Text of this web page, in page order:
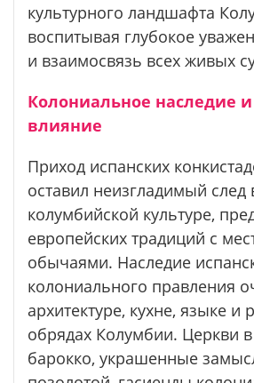
культурного ландшафта
воспитывая глубокое
и взаимосвязь всех живых
Колониальное наследие
влияние
Приход испанских
оставил неизгладимый след
колумбийской культуре,
европейских традиций с
обычаями. Наследие
колониального правления
архитектуре, кухне, языке и
обрядах Колумбии. Церкви в
барокко, украшенные